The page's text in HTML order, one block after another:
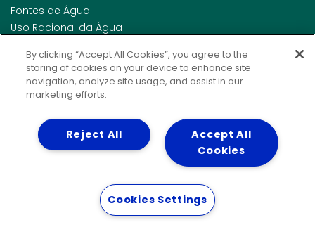
Fontes de Água
Uso Racional da Água
Esgotamento Sanitário
Regulamento de Água e Esgoto
Indicadores de qualidade da água
INVESTIDORES
By clicking “Accept All Cookies”, you agree to the
storing of cookies on your device to enhance site
navigation, analyze site usage, and assist in our
marketing efforts.
Accept All
Cookies
Reject All
Cookies Settings